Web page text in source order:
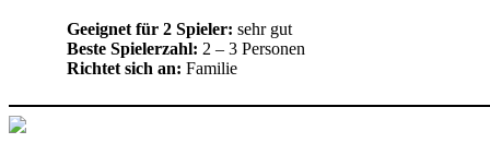
Geeignet für 2 Spieler: sehr gut
Beste Spielerzahl: 2 – 3 Personen
Richtet sich an: Familie